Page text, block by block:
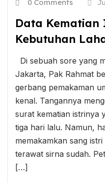
0 Comments
Data Kematian
Kebutuhan
Di sebuah sore yang
Jakarta, Pak Rahmat
gerbang pemakaman
kenal. Tangannya
surat kematian istrinya
tiga hari lalu. Namun,
memakamkan sang
terawat sirna sudah.
[…]